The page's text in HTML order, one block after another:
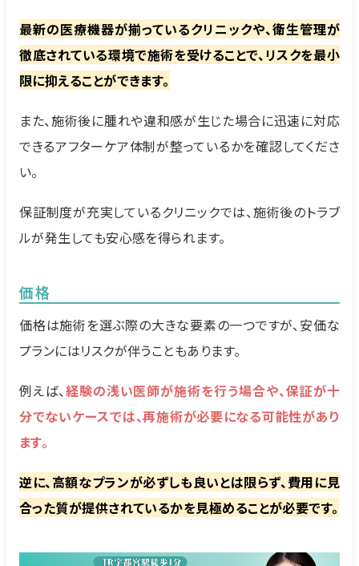
最新の医療機器が揃っているクリニックや、衛生管理が
徹底されている環境で施術を受けることで、リスクを最小
限に抑えることができます。
また、施術後に腫れや違和感が生じた場合に迅速に対応
できるアフターケア体制が整っているかを確認してくださ
い。
保証制度が充実しているクリニックでは、施術後のトラブ
ルが発生しても安心感を得られます。
価格
価格は施術を選ぶ際の大きな要素の一つですが、安価な
プランにはリスクが伴うこともあります。
例えば、経験の浅い医師が施術を行う場合や、保証が十
分でないケースでは、再施術が必要になる可能性があり
ます。
逆に、高額なプランが必ずしも良いとは限らず、費用に見
合った質が提供されているかを見極めることが必要です。